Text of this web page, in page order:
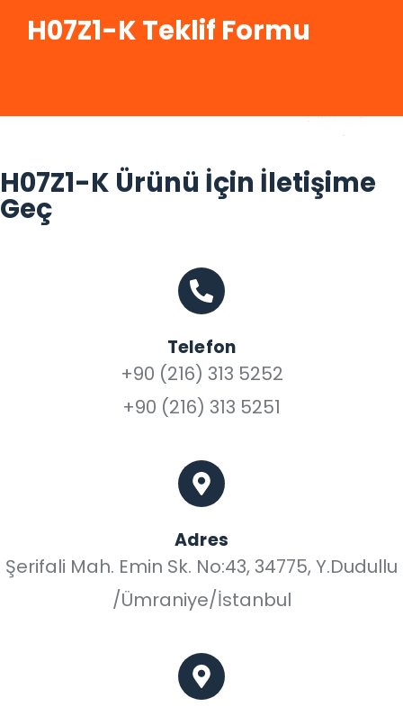
H07Z1-K Teklif Formu
H07Z1-K Ürünü İçin İletişime
Geç
Telefon
+90 (216) 313 5252
+90 (216) 313 5251
Adres
Şerifali Mah. Emin Sk. No:43, 34775, Y.Dudullu
/Ümraniye/İstanbul